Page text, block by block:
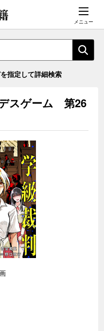
メニュー
指定して詳細検索
デスゲーム 第26